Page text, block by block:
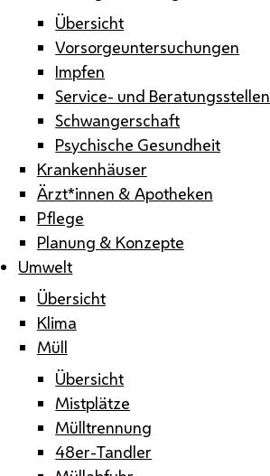
Übersicht
Vorsorgeuntersuchungen
Impfen
Service- und Beratungsstellen
Schwangerschaft
Psychische Gesundheit
Krankenhäuser
Ärzt*innen & Apotheken
Pflege
Planung & Konzepte
Umwelt
Übersicht
Klima
Müll
Übersicht
Mistplätze
Mülltrennung
48er-Tandler